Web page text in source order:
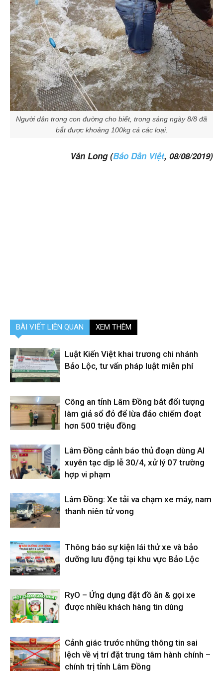
Người dân trong con đường cho biết, trong sáng ngày 8/8 đã
bắt được khoảng 100kg cá các loại.
Văn Long (Báo Dân Việt, 08/08/2019)
BÀI VIẾT LIÊN QUAN XEM THÊM
Luật Kiến Việt khai trương chi nhánh
Bảo Lộc, tư vấn pháp luật miễn phí
Công an tỉnh Lâm Đồng bắt đối tượng
làm giả sổ đỏ để lừa đảo chiếm đoạt
hơn 500 triệu đồng
Lâm Đồng cảnh báo thủ đoạn dùng AI
xuyên tạc dịp lễ 30/4, xử lý 07 trường
hợp vi phạm
Lâm Đồng: Xe tải va chạm xe máy, nam
thanh niên tử vong
Thông báo sự kiện lái thử xe và bảo
dưỡng lưu động tại khu vực Bảo Lộc
RyO – Ứng dụng đặt đồ ăn & gọi xe
được nhiều khách hàng tin dùng
Cảnh giác trước những thông tin sai
lệch về vị trí đặt trung tâm hành chính –
chính trị tỉnh Lâm Đồng